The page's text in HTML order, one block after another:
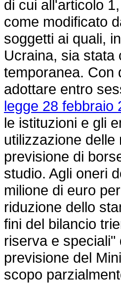
di cui all'articolo
come modificato
soggetti ai quali,
Ucraina, sia stata
temporanea. Con
adottare entro
legge 28 febbraio
le istituzioni e gli
utilizzazione
previsione di
studio. Agli oneri
milione di euro
riduzione dello
fini del bilancio
riserva e
previsione del
scopo